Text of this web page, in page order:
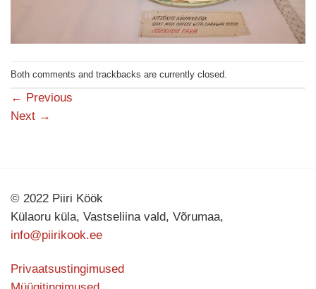
Both comments and trackbacks are currently closed.
← Previous
Next →
© 2022 Piiri Köök
Külaoru küla, Vastseliina vald, Võrumaa,
info@piirikook.ee
Privaatsustingimused